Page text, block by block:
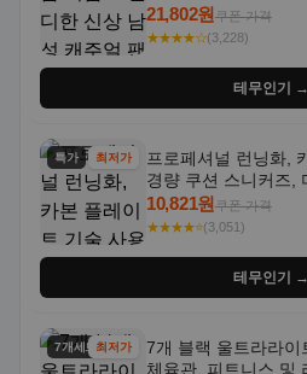
국 스타일, 활용도 높
목 바지
21,802원쿠폰 가격
★★★★☆(3,228)
테무인기 →
특가 최저가
프로페셔널 런닝화,
경량 쿠션 스니커즈,
통기성 화이트-퍼플
닝 - 남성용, 여성용,
10,821원쿠폰 가격
★★★★⭐(3,051)
테무인기 →
7개세트최저가
7개 블랙 울트라라이
체육관, 피트니스 및